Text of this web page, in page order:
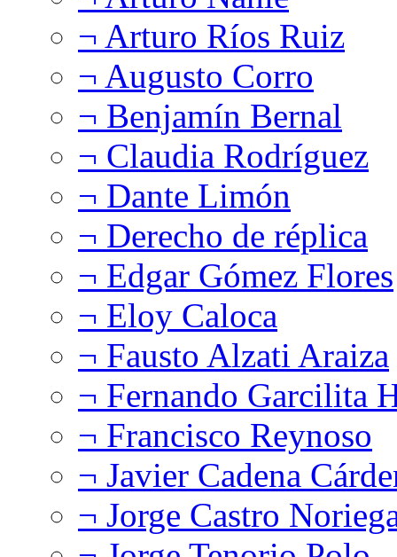
¬ Arturo Ríos Ruiz
¬ Augusto Corro
¬ Benjamín Bernal
¬ Claudia Rodríguez
¬ Dante Limón
¬ Derecho de réplica
¬ Edgar Gómez Flores
¬ Eloy Caloca
¬ Fausto Alzati Araiza
¬ Fernando Garcilita
¬ Francisco Reynoso
¬ Javier Cadena
¬ Jorge Castro